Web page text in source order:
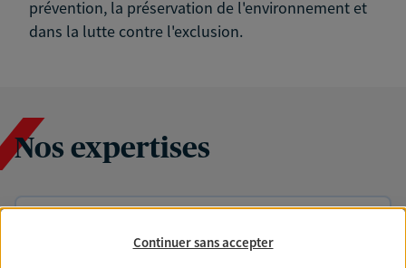
prévention, la préservation de l'environnement et
dans la lutte contre l'exclusion.
Nos expertises
professionnels et les
Continuer sans accepter